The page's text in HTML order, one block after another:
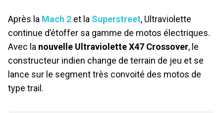
Après la Mach 2 et la Superstreet, Ultraviolette
continue d’étoffer sa gamme de motos électriques.
Avec la nouvelle Ultraviolette X47 Crossover, le
constructeur indien change de terrain de jeu et se
lance sur le segment très convoité des motos de
type trail.